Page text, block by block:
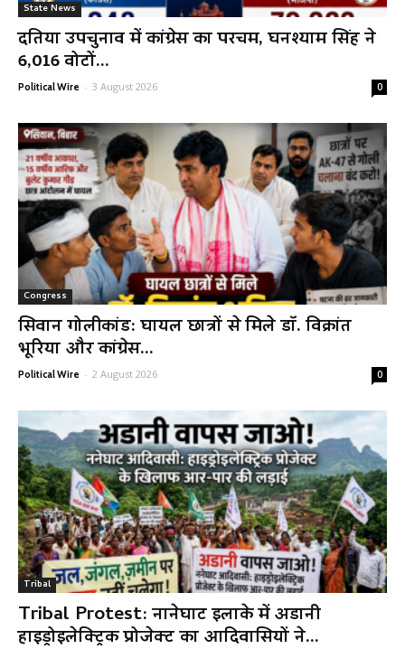
State News
दतिया उपचुनाव में कांग्रेस का परचम, घनश्याम सिंह ने
6,016 वोटों...
Political Wire - 3 August 2026 0
Congress
सिवान गोलीकांड: घायल छात्रों से मिले डॉ. विक्रांत
भूरिया और कांग्रेस...
Political Wire - 2 August 2026 0
Tribal
Tribal Protest: नानेघाट इलाके में अडानी
हाइड्रोइलेक्ट्रिक प्रोजेक्ट का आदिवासियों ने...